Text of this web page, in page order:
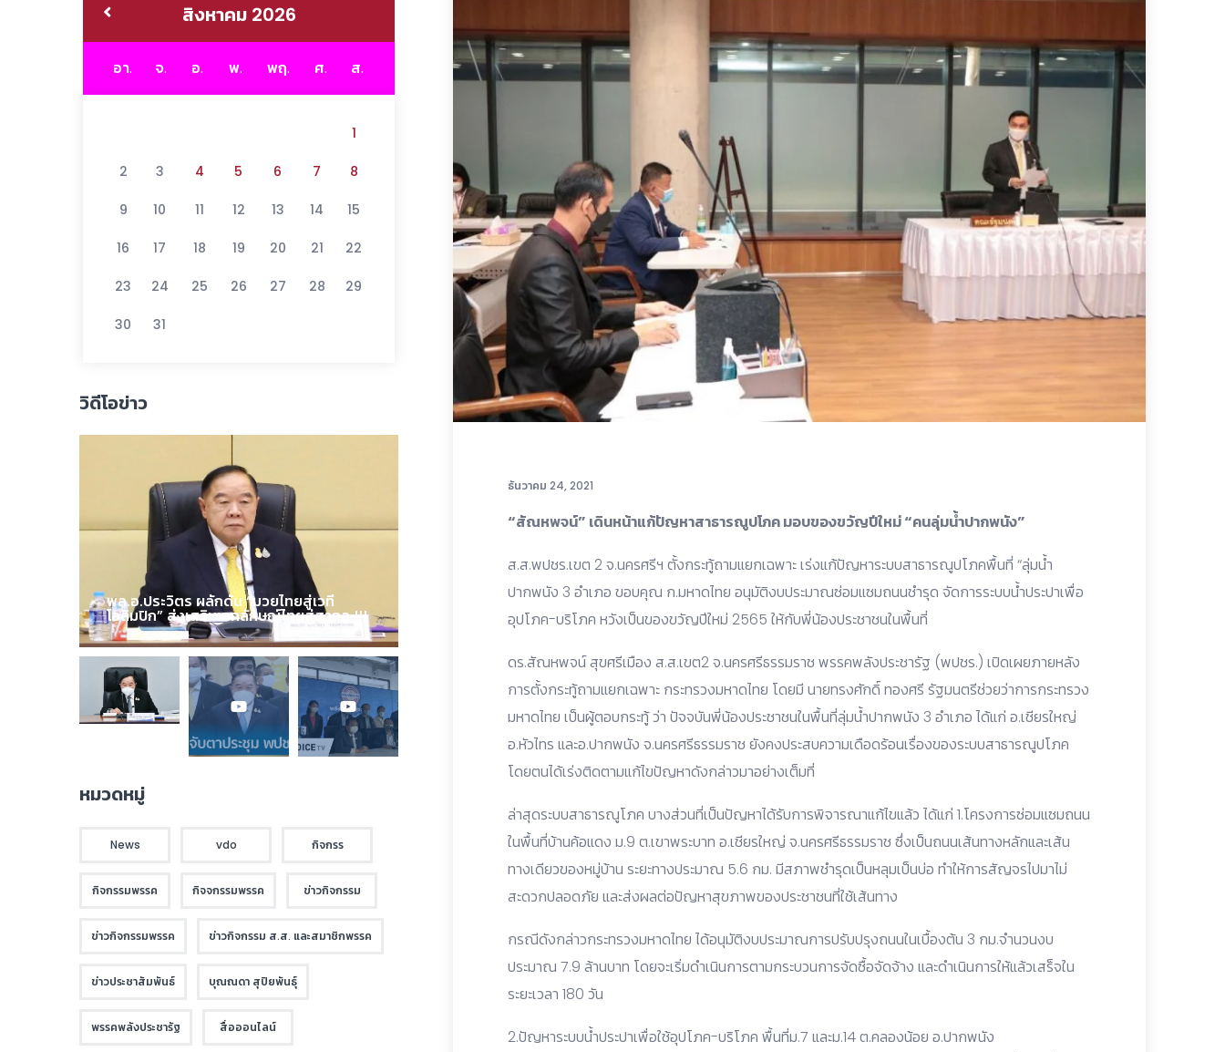
ธันวาคม 24, 2021
“สัณหพจน์” เดินหน้าแก้ปัญหาสาธารณูปโภค มอบของขวัญปีใหม่ “คนลุ่มน้ำปากพนัง”
ส.ส.พปชร.เขต 2 จ.นครศรีฯ ตั้งกระทู้ถามแยกเฉพาะ เร่งแก้ปัญหาระบบสาธารณูปโภคพื้นที่ “ลุ่มน้ำ
ปากพนัง 3 อำเภอ ขอบคุณ ก.มหาดไทย อนุมัติงบประมาณซ่อมแซมถนนชำรุด จัดการระบบน้ำประปาเพื่อ
อุปโภค-บริโภค หวังเป็นของขวัญปีใหม่ 2565 ให้กับพี่น้องประชาชนในพื้นที่
ดร.สัณหพจน์ สุขศรีเมือง ส.ส.เขต2 จ.นครศรีธรรมราช พรรคพลังประชารัฐ (พปชร.) เปิดเผยภายหลัง
การตั้งกระทู้ถามแยกเฉพาะ กระทรวงมหาดไทย โดยมี นายทรงศักดิ์ ทองศรี รัฐมนตรีช่วยว่าการกระทรวง
มหาดไทย เป็นผู้ตอบกระทู้ ว่า ปัจจบันพี่น้องประชาชนในพื้นที่ลุ่มน้ำปากพนัง 3 อำเภอ ได้แก่ อ.เชียรใหญ่
อ.หัวไทร และอ.ปากพนัง จ.นครศรีธรรมราช ยังคงประสบความเดือดร้อนเรื่องของระบบสาธารณูปโภค
โดยตนได้เร่งติดตามแก้ไขปัญหาดังกล่าวมาอย่างเต็มที่
ล่าสุดระบบสาธารณูโภค บางส่วนที่เป็นปัญหาได้รับการพิจารณาแก้ไขแล้ว ได้แก่ 1.โครงการซ่อมแซมถนน
ในพื้นที่บ้านค้อแดง ม.9 ต.เขาพระบาท อ.เชียรใหญ่ จ.นครศรีธรรมราช ซึ่งเป็นถนนเส้นทางหลักและเส้น
ทางเดียวของหมู่บ้าน ระยะทางประมาณ 5.6 กม. มีสภาพชำรุดเป็นหลุมเป็นบ่อ ทำให้การสัญจรไปมาไม่
สะดวกปลอดภัย และส่งผลต่อปัญหาสุขภาพของประชาชนที่ใช้เส้นทาง
กรณีดังกล่าวกระทรวงมหาดไทย ได้อนุมัติงบประมาณการปรับปรุงถนนในเบื้องต้น 3 กม.จำนวนงบ
ประมาณ 7.9 ล้านบาท โดยจะเริ่มดำเนินการตามกระบวนการจัดซื้อจัดจ้าง และดำเนินการให้แล้วเสร็จใน
ระยะเวลา 180 วัน
2.ปัญหาระบบน้ำประปาเพื่อใช้อุปโภค-บริโภค พื้นที่ม.7 และม.14 ต.คลองน้อย อ.ปากพนัง
สิงหาคม 2026
อา. จ. อ. พ. พฤ. ศ. ส.
1
2 3 4 5 6 7 8
9 10 11 12 13 14 15
16 17 18 19 20 21 22
23 24 25 26 27 28 29
30 31
วิดีโอข่าว
พล.อ.ประวิตร ผลักดัน “มวยไทยสู่เวที
โอลิมปิก” ส่งเสริมเอกลักษณ์ไทยสู่สากล !!!
หมวดหมู่
News vdo กิจกรร
กิจกรรมพรรค กิจจกรรมพรรค ข่าวกิจกรรม
ข่าวกิจกรรมพรรค ข่าวกิจกรรม ส.ส. และสมาชิกพรรค
ข่าวประชาสัมพันธ์ บุณณดา สุปิยพันธุ์
พรรคพลังประชารัฐ สื่อออนไลน์